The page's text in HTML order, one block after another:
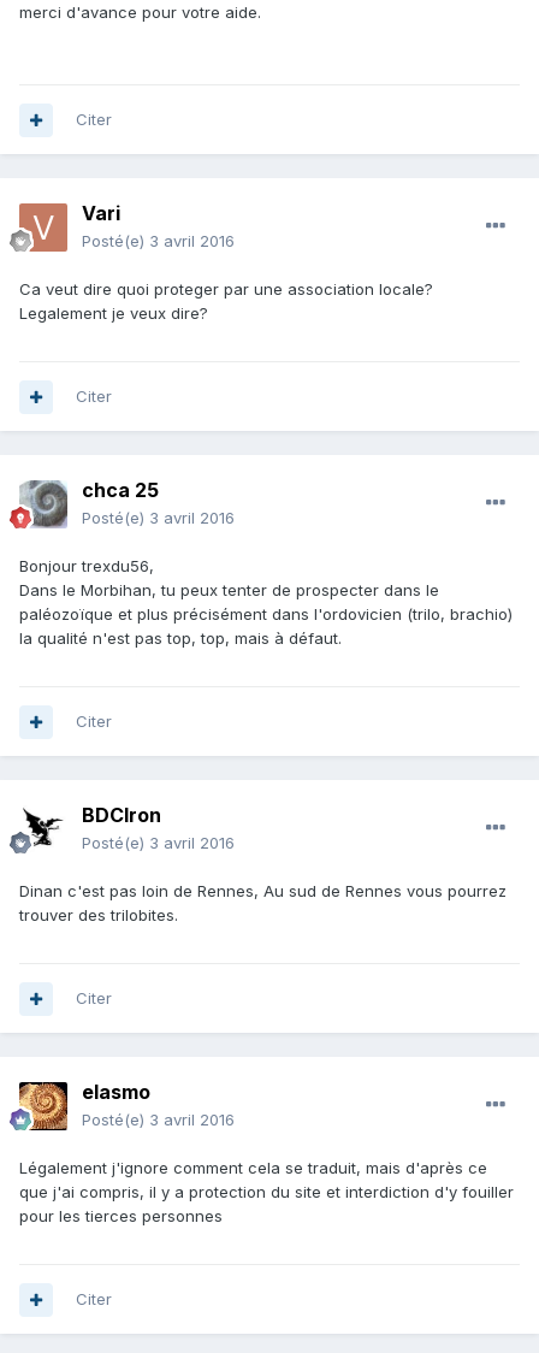
merci d'avance pour votre aide.
Citer
Vari
Posté(e) 3 avril 2016
Ca veut dire quoi proteger par une association locale?
Legalement je veux dire?
Citer
chca 25
Posté(e) 3 avril 2016
Bonjour trexdu56,
Dans le Morbihan, tu peux tenter de prospecter dans le
paléozoïque et plus précisément dans l'ordovicien (trilo, brachio)
la qualité n'est pas top, top, mais à défaut.
Citer
BDCIron
Posté(e) 3 avril 2016
Dinan c'est pas loin de Rennes, Au sud de Rennes vous pourrez
trouver des trilobites.
Citer
elasmo
Posté(e) 3 avril 2016
Légalement j'ignore comment cela se traduit, mais d'après ce
que j'ai compris, il y a protection du site et interdiction d'y fouiller
pour les tierces personnes
Citer